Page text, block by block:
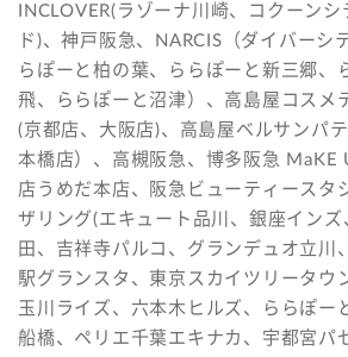
INCLOVER(ラゾーナ川崎、コクーン
ド)、神戸阪急、NARCIS（ダイバーシ
らぽーと柏の葉、ららぽーと新三郷、
飛、ららぽーと沼津）、高島屋コスメ
(京都店、大阪店)、高島屋ベルサンパ
本橋店）、高槻阪急、博多阪急 MaKE
店うめだ本店、阪急ビューティースタ
ザリング(エキュート品川、銀座インズ
田、吉祥寺パルコ、グランデュオ立川
駅グランスタ、東京スカイツリータウ
玉川ライズ、六本木ヒルズ、ららぽー
船橋、ペリエ千葉エキナカ、宇都宮パ